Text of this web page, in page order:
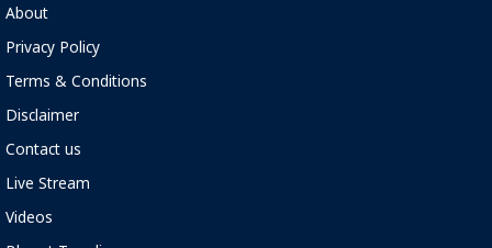
About
Privacy Policy
Terms & Conditions
Disclaimer
Contact us
Live Stream
Videos